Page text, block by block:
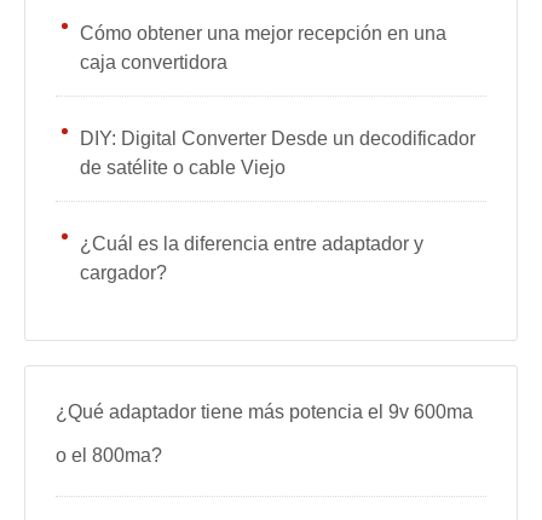
Cómo obtener una mejor recepción en una
caja convertidora
DIY: Digital Converter Desde un decodificador
de satélite o cable Viejo
¿Cuál es la diferencia entre adaptador y
cargador?
¿Qué adaptador tiene más potencia el 9v 600ma
o el 800ma?